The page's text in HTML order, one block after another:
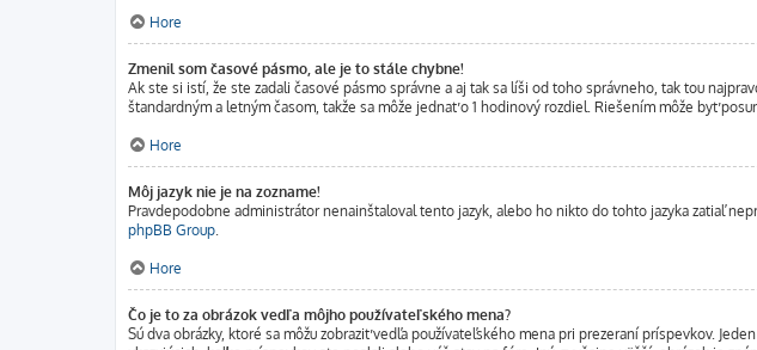
Hore
Zmenil som časové pásmo, ale je to stále chybne!
Ak ste si istí, že ste zadali časové pásmo správne a aj tak sa líši od toho správneho, tak tou
štandardným a letným časom, takže sa môže jednať o 1 hodinový rozdiel. Riešením môže byť
Hore
Môj jazyk nie je na zozname!
Pravdepodobne administrátor nenainštaloval tento jazyk, alebo ho nikto do tohto jazyka zatiaľ
phpBB Group
Hore
Čo je to za obrázok vedľa môjho používateľského mena?
Sú dva obrázky, ktoré sa môžu zobraziť vedľa používateľského mena pri prezeraní príspevkov.